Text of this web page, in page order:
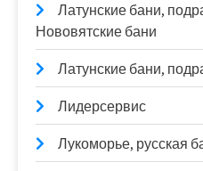
Латунские бани,
Нововятские бани
Латунские бани,
Лидерсервис
Лукоморье, русская